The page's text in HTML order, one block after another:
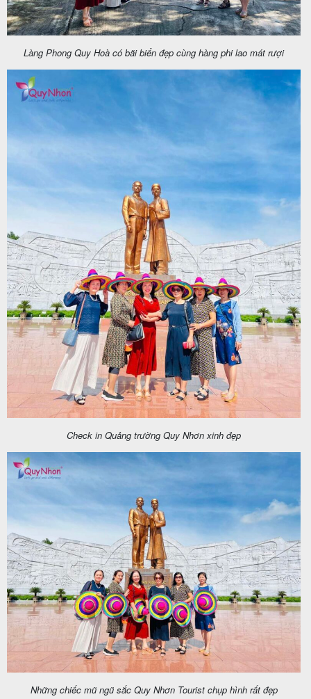
Làng Phong Quy Hoà có bãi biển đẹp cùng hàng phi lao mát rượi
Check in Quảng trường Quy Nhơn xinh đẹp
Những chiếc mũ ngũ sắc Quy Nhơn Tourist chụp hình rất đẹp